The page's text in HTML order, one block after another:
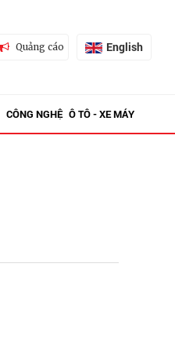
Quảng cáo English
CÔNG NGHỆ Ô TÔ - XE MÁY